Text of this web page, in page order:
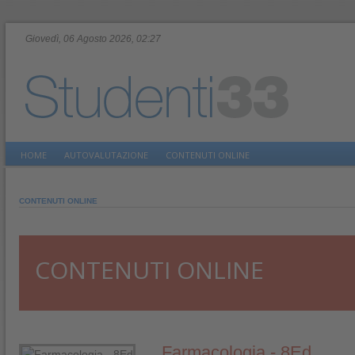
Giovedì, 06 Agosto 2026, 02:27
HOME AUTOVALUTAZIONE CONTENUTI ONLINE
CONTENUTI ONLINE
CONTENUTI ONLINE